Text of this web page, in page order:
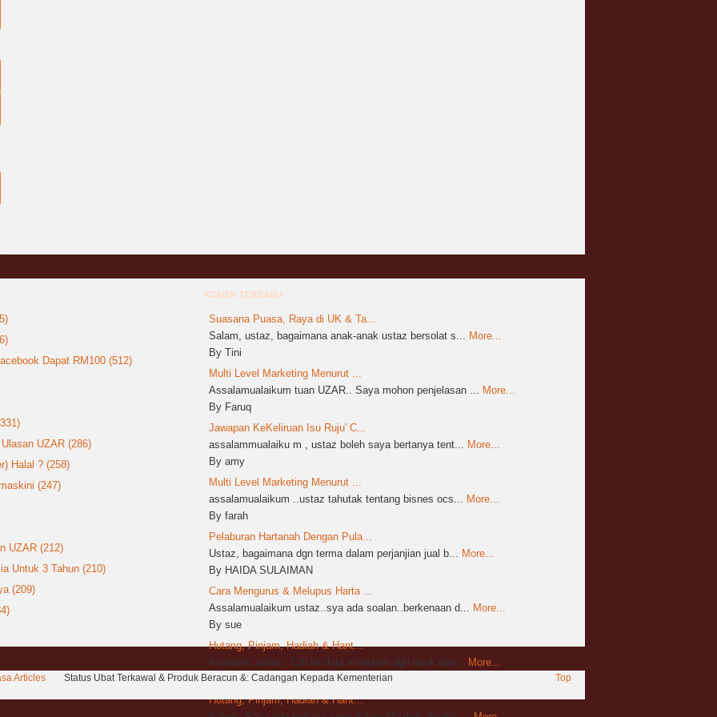
Dapat RM100 (512)
UZAR (286)
Halal ? (258)
(247)
UZAR (212)
Untuk 3 Tahun (210)
(209)
KOMEN TERBARU
Suasana Puasa, Raya di UK & Ta...
Salam, ustaz, bagaimana anak-anak ustaz bersolat s... More...
By Tini
Multi Level Marketing Menurut ...
Assalamualaikum tuan UZAR.. Saya mohon penjelasan ... More...
By Faruq
Jawapan KeKeliruan Isu Ruju' C...
assalammualaiku m , ustaz boleh saya bertanya tent... More...
By amy
Multi Level Marketing Menurut ...
assalamualaikum ..ustaz tahutak tentang bisnes ocs... More...
By farah
Pelaburan Hartanah Dengan Pula...
Ustaz, bagaimana dgn terma dalam perjanjian jual b... More...
By HAIDA SULAIMAN
Cara Mengurus & Melupus Harta ...
Assalamualaikum ustaz..sya ada soalan..berkenaan d... More...
By sue
Hutang, Pinjam, Hadiah & Hant...
Assalam..ustaz.. Cth klo kita mminjam dgn bank dan...
More...
By sya
Hutang, Pinjam, Hadiah & Hant...
Articles
Status Ubat Terkawal & Produk Beracun &: Cadangan Kepada Kementerian
Top